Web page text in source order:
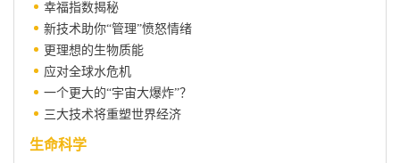
幸福指数揭秘
新技术助你“管理”愤怒情绪
更理想的生物质能
应对全球水危机
一个更大的“宇宙大爆炸”？
三大技术将重塑世界经济
生命科学